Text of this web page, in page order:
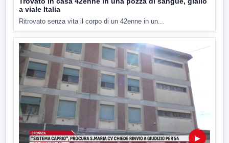
a viale Italia
Ritrovato senza vita il corpo di un 42enne in un...
▶